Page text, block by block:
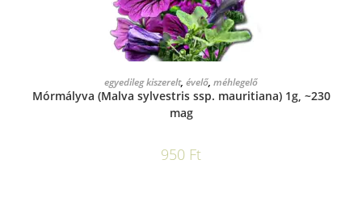
KOSÁRBA TESZEM
egyedileg kiszerelt, évelő, méhlegelő
Mórmályva (Malva sylvestris ssp. mauritiana) 1g, ~230
mag
950 Ft